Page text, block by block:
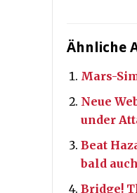
Ähnliche
Mars-
Neue
under
Beat
bald
Bridge!